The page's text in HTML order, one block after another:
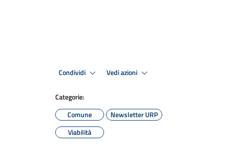
Condividi Vedi azioni
Categorie:
Comune
Newsletter URP
Viabilità